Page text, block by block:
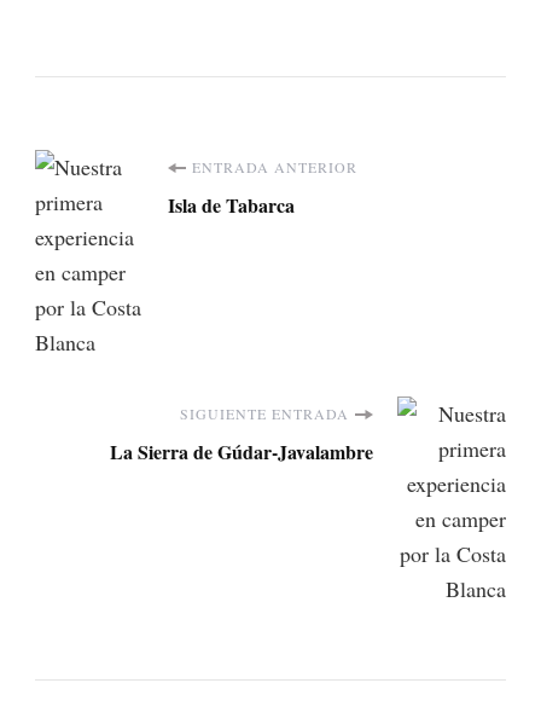
Navegación
de
entradas
ENTRADA ANTERIOR
Isla de Tabarca
SIGUIENTE ENTRADA
La Sierra de Gúdar-Javalambre